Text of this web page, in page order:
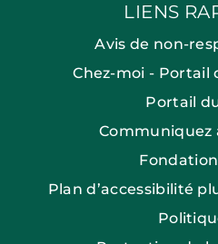
LIENS
Avis de non-
Chez-moi - Portail
Portail
Communiquez
Fondation
Plan d’accessibilité